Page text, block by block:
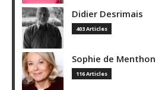
Didier Desrimais
403 Articles
Sophie de Menthon
116 Articles